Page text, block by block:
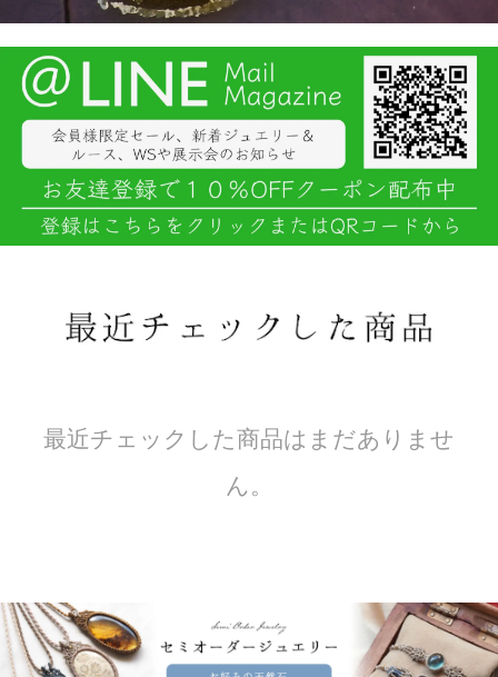
最近チェックした商品はまだありませ
ん。